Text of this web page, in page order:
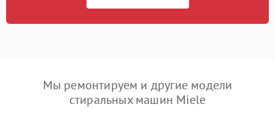
Мы ремонтируем и другие модели
стиральных машин Miele